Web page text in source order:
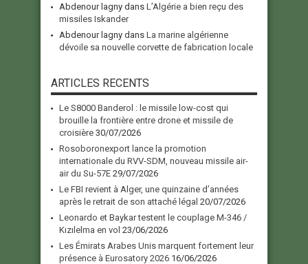
Abdenour lagny dans L’Algérie a bien reçu des
missiles Iskander
Abdenour lagny dans La marine algérienne
dévoile sa nouvelle corvette de fabrication locale
ARTICLES RECENTS
Le S8000 Banderol : le missile low-cost qui
brouille la frontière entre drone et missile de
croisière 30/07/2026
Rosoboronexport lance la promotion
internationale du RVV-SDM, nouveau missile air-
air du Su-57E 29/07/2026
Le FBI revient à Alger, une quinzaine d’années
après le retrait de son attaché légal 20/07/2026
Leonardo et Baykar testent le couplage M-346 /
Kızılelma en vol 23/06/2026
Les Émirats Arabes Unis marquent fortement leur
présence à Eurosatory 2026 16/06/2026